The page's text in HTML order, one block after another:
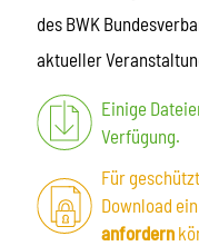
des BWK
aktueller
Einige
Verfügung.
Für
Download
anfordern